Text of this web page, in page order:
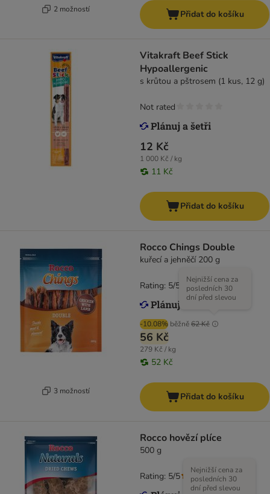
2 možností Přidat do košíku
Vitakraft Beef Stick
Hypoallergenic
s krůtou a pštrosem (1 kus, 12 g)
12 Kč
1 000 Kč / kg
11 Kč
Not rated
Přidat do košíku
3 možností
Rocco Chings Double
kuřecí a jehněčí 200 g
-10.08% běžně62 Kč
Nejnižší cena za
posledních 30
dní před slevou
56 Kč
279 Kč / kg
52 Kč
Rating: 5/5 (11
Přidat do košíku
Rocco hovězí plíce
500 g
Nejnižší cena za
posledních 30
dní před slevou
Rating: 5/5 (3)